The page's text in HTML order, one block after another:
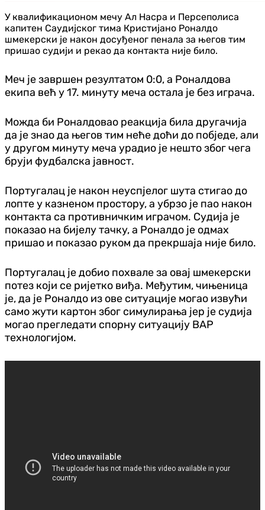
У квалификационом мечу Ал Насра и Персеполиса
капитен Саудијског тима Кристијано Роналдо
шмекерски је након досуђеног пенала за његов тим
пришао судији и рекао да контакта није било.
Меч је завршен резултатом 0:0, а Роналдова
екипа већ у 17. минуту меча остала је без играча.
Можда би Роналдовао реакција била другачија
да је знао да његов тим неће доћи до побједе, али
у другом минуту меча урадио је нешто због чега
бруји фудбалска јавност.
Португалац је након неуспјелог шута стигао до
лопте у казненом простору, а убрзо је пао након
контакта са противничким играчом. Судија је
показао на бијелу тачку, а Роналдо је одмах
пришао и показао руком да прекршаја није било.
Португалац је добио похвале за овај шмекерски
потез који се ријетко виђа. Међутим, чињеница
је, да је Роналдо из ове ситуације могао извући
само жути картон због симулирања јер је судија
могао прегледати спорну ситуацију ВАР
технологијом.